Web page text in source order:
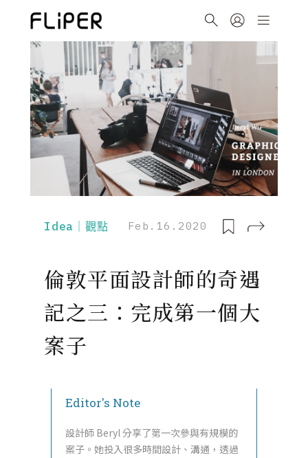
Idea｜觀點 Feb.16.2020
倫敦平面設計師的奇遇
記之三：完成第一個大
案子
Editor's Note
設計師 Beryl 分享了第一次參與有規模的
案子。她投入很多時間設計、溝通，透過